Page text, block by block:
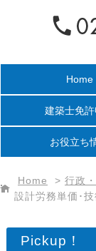
Home
建築士免
お役立ち
Home > 行政
設計労務単価･
Pickup！